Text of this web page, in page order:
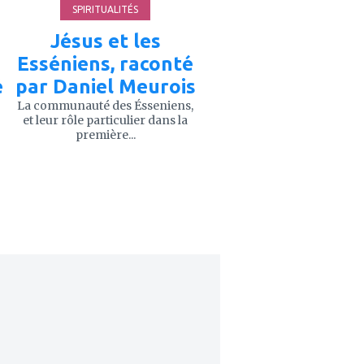
SPIRITUALITÉS
Jésus et les
Esséniens, raconté
par Daniel Meurois
La communauté des Ésseniens,
et leur rôle particulier dans la
première...